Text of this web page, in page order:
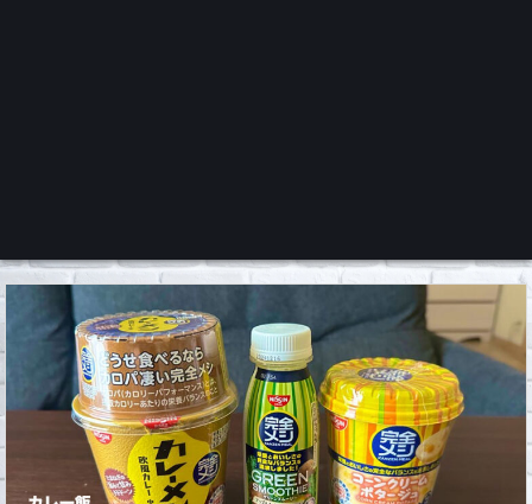
くろチャンネル